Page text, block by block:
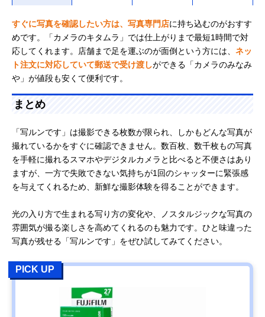
り
コイデカメ
ラ
【現像】
税込み1,200円
【プリント】
円〜
【現像】
税込み1,200円
り
り
税込み2,400円
※学生は500円
引き
カメラのみ
なみや（楽
天市場）
【現像＋プリン
ト（27枚ま
で）】
税込み640円
（送料無料）
【現像＋CD作成
（27枚まで）】
税込み420円
（送料無料）
【現像＋スマホ
転送（27枚ま
で）】
税込み980円
（送料無料）
ビックカメ
ラ
税込み930円よ
り
み63円〜
税込み930円よ
り
ダウンロード】
税込み1,600円
（スタンダー
すぐに写真を確認したい方は、写真専門店に持ち込むのがおすす
めです。「カメラのキタムラ」では仕上がりまで最短1時間で対
応してくれます。店舗まで足を運ぶのが面倒という方には、 ネッ
ト注文に対応していて郵送で受け渡しができる「カメラのみなみ
や」が値段も安くて便利です。
まとめ
「写ルンです」は撮影できる枚数が限られ、しかもどんな写真が
撮れているかをすぐに確認できません。数百枚、数千枚もの写真
を手軽に撮れるスマホやデジタルカメラと比べると不便さはあり
ますが、一方で失敗できない気持ちが1回のシャッターに緊張感
を与えてくれるため、新鮮な撮影体験を得ることができます。
光の入り方で生まれる写り方の変化や、ノスタルジックな写真の
雰囲気が撮る楽しさを高めてくれるのも魅力です。ひと味違った
写真が残せる「写ルンです」をぜひ試してみてください。
PICK UP